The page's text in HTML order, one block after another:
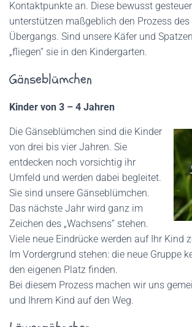
Kontaktpunkte an. Diese bewusst
unterstützen maßgeblich den Prozess
Übergangs. Sind unsere Käfer und
„fliegen“ sie in den Kindergarten.
Gänseblümchen
Kinder von 3 – 4 Jahren
Die Gänseblümchen sind die Kinder
von drei bis vier Jahren. Sie
entdecken noch vorsichtig ihr
Umfeld und werden dabei begleitet.
Sie sind unsere Gänseblümchen.
Das nächste Jahr wird ganz im
Zeichen des „Wachsens“ stehen.
Viele neue Eindrücke werden auf Ihr Kind
Im Vordergrund stehen: die neue Gruppe
den eigenen Platz finden.
Bei diesem Prozess machen wir uns
und Ihrem Kind auf den Weg.